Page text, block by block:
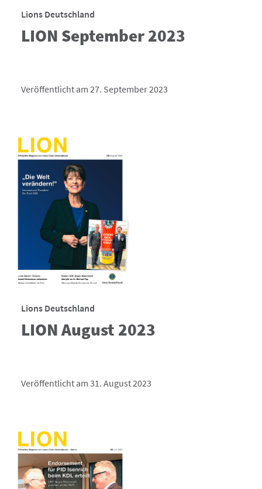
Lions Deutschland
LION September 2023
Veröffentlicht am 27. September 2023
Lions Deutschland
LION August 2023
Veröffentlicht am 31. August 2023